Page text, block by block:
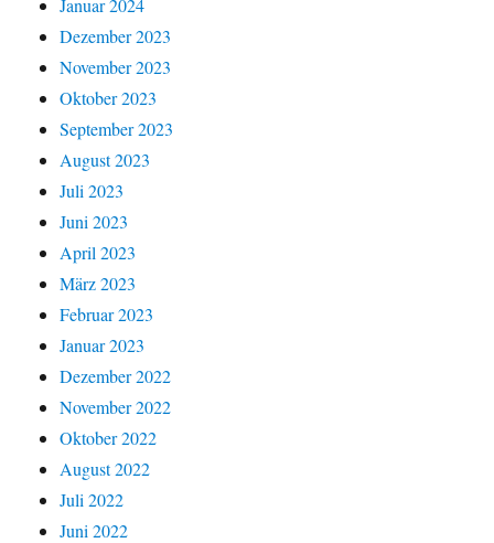
Januar 2024
Dezember 2023
November 2023
Oktober 2023
September 2023
August 2023
Juli 2023
Juni 2023
April 2023
März 2023
Februar 2023
Januar 2023
Dezember 2022
November 2022
Oktober 2022
August 2022
Juli 2022
Juni 2022